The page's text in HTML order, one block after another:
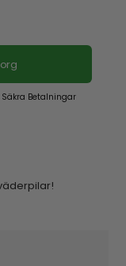
Säkra Betalningar